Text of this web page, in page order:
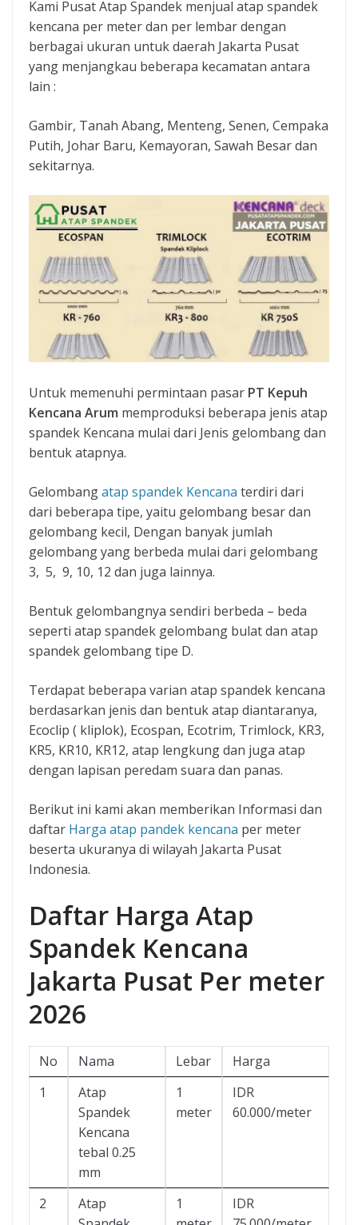
Kami Pusat Atap Spandek menjual atap spandek
kencana per meter dan per lembar dengan
berbagai ukuran untuk daerah Jakarta Pusat
yang menjangkau beberapa kecamatan antara
lain :
Gambir, Tanah Abang, Menteng, Senen, Cempaka
Putih, Johar Baru, Kemayoran, Sawah Besar dan
sekitarnya.
Untuk memenuhi permintaan pasar PT Kepuh
Kencana Arum memproduksi beberapa jenis atap
spandek Kencana mulai dari Jenis gelombang dan
bentuk atapnya.
Gelombangatap spandek Kencana terdiri dari
dari beberapa tipe, yaitu gelombang besar dan
gelombang kecil, Dengan banyak jumlah
gelombang yang berbeda mulai dari gelombang
3, 5, 9, 10, 12 dan juga lainnya.
Bentuk gelombangnya sendiri berbeda – beda
seperti atap spandek gelombang bulat dan atap
spandek gelombang tipe D.
Terdapat beberapa varian atap spandek kencana
berdasarkan jenis dan bentuk atap diantaranya,
Ecoclip ( kliplok), Ecospan, Ecotrim, Trimlock, KR3,
KR5, KR10, KR12, atap lengkung dan juga atap
dengan lapisan peredam suara dan panas.
Berikut ini kami akan memberikan Informasi dan
daftar Harga atap pandek kencana per meter
beserta ukuranya di wilayah Jakarta Pusat
Indonesia.
Daftar Harga Atap
Spandek Kencana
Jakarta Pusat Per meter
2026
No Nama Lebar
Harga
1
Atap
Spandek
Kencana
tebal 0.25
mm
1
meter
IDR
60.000/meter
2
Atap
1
IDR